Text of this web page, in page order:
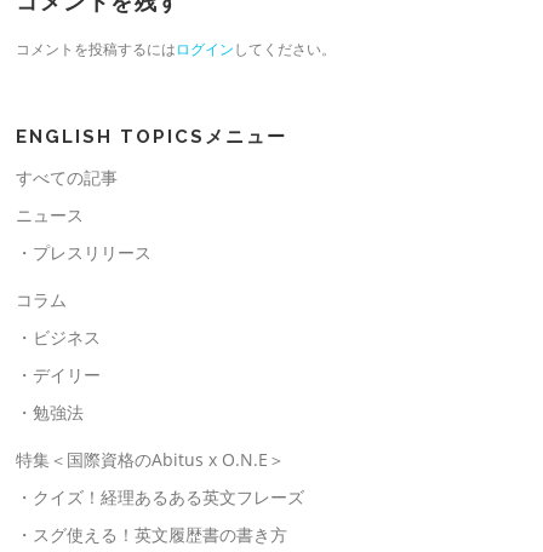
コメントを投稿するにはログインしてください。
ENGLISH TOPICSメニュー
すべての記事
ニュース
・プレスリリース
コラム
・ビジネス
・デイリー
・勉強法
特集＜国際資格のAbitus x O.N.E＞
・クイズ！経理あるある英文フレーズ
・スグ使える！英文履歴書の書き方